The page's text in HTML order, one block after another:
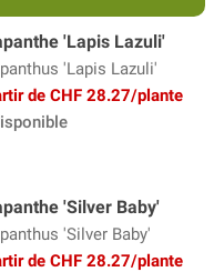
(1057)
(457)
(1319)
(878)
(246)
limaces(712)
'Lapis Lazuli'
'Lapis Lazuli'
de CHF 28.27/plante
'Silver Baby'
'Silver Baby'
de CHF 28.27/plante